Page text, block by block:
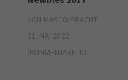
VON MARCO PRACHT
21. MAI 2022
(KOMMENTARE: 0)